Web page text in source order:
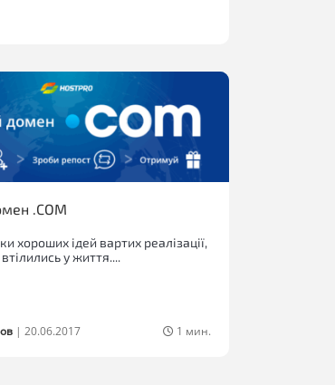
.COM
хороших ідей вартих реалізації,
у життя....
| 20.06.2017 1 мин.